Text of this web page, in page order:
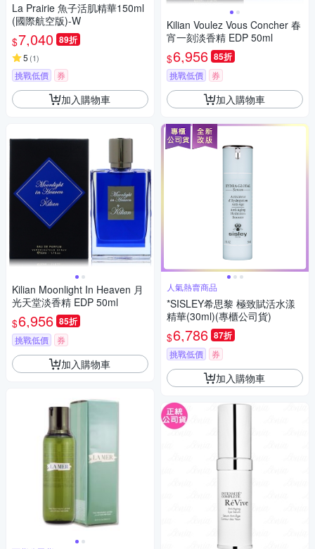
La Prairie 魚子活肌精華150ml
(國際航空版)-W
$7,040 89折
5 (1)
挑戰低價 券
加入購物車
Kilian Moonlight In Heaven 月
光天堂淡香精 EDP 50ml
$6,956 85折
挑戰低價 券
加入購物車
Kilian Voulez Vous Concher 春
宵一刻淡香精 EDP 50ml
$6,956 85折
挑戰低價 券
加入購物車
人氣熱賣商品
*SISLEY希思黎 極致賦活水漾
精華(30ml)(專櫃公司貨)
$6,786 87折
挑戰低價 券
加入購物車